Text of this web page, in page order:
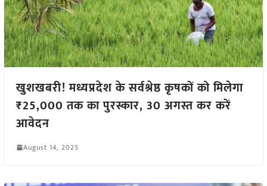
खुशखबरी! मध्यप्रदेश के सर्वश्रेष्ठ कृषकों को मिलेगा
₹25,000 तक का पुरस्कार, 30 अगस्त कर करें
आवेदन
August 14, 2025